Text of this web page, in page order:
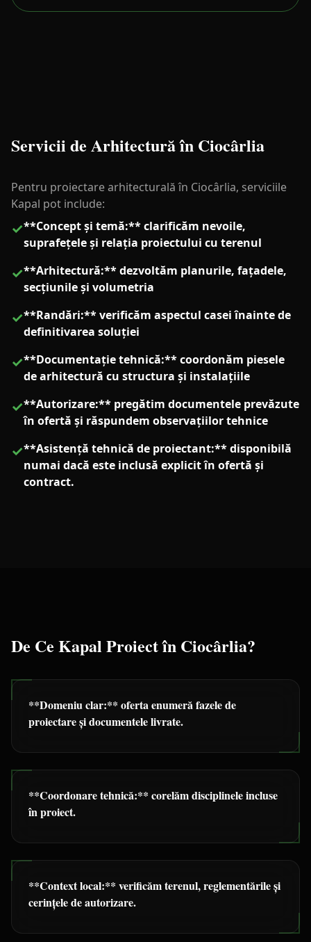
Servicii de Arhitectură în Ciocârlia
Pentru proiectare arhitecturală în Ciocârlia, serviciile
Kapal pot include:
✓**Concept și temă:** clarificăm nevoile,
suprafețele și relația proiectului cu terenul
✓**Arhitectură:** dezvoltăm planurile, fațadele,
secțiunile și volumetria
✓**Randări:** verificăm aspectul casei înainte de
definitivarea soluției
✓**Documentație tehnică:** coordonăm piesele
de arhitectură cu structura și instalațiile
✓**Autorizare:** pregătim documentele prevăzute
în ofertă și răspundem observațiilor tehnice
✓**Asistență tehnică de proiectant:** disponibilă
numai dacă este inclusă explicit în ofertă și
contract.
De Ce Kapal Proiect în Ciocârlia?
**Domeniu clar:** oferta enumeră fazele de
proiectare și documentele livrate.
**Coordonare tehnică:** corelăm disciplinele incluse
în proiect.
**Context local:** verificăm terenul, reglementările și
cerințele de autorizare.